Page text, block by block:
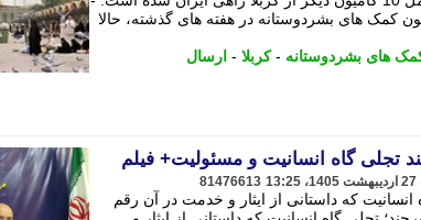
جماران، پس از ارسال 38 کامیون کمک های بشردوستانه در هفته های گذشته، حالا
های بشردوستانه -کربلا - ارسال
تجلی گاه انسانیت و مسئولیت+ فیلم
81476613
که داستانی از ایثار و خدمت در آن رقم